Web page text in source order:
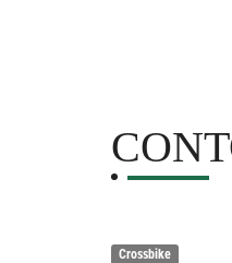
Crossbike